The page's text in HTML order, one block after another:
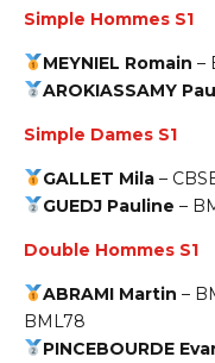
Simple Hommes S1
MEYNIEL Romain –
AROKIASSAMY
Simple Dames S1
GALLET Mila–
GUEDJ Pauline –
Double Hommes S1
ABRAMI Martin –
BML78
PINCEBOURDE